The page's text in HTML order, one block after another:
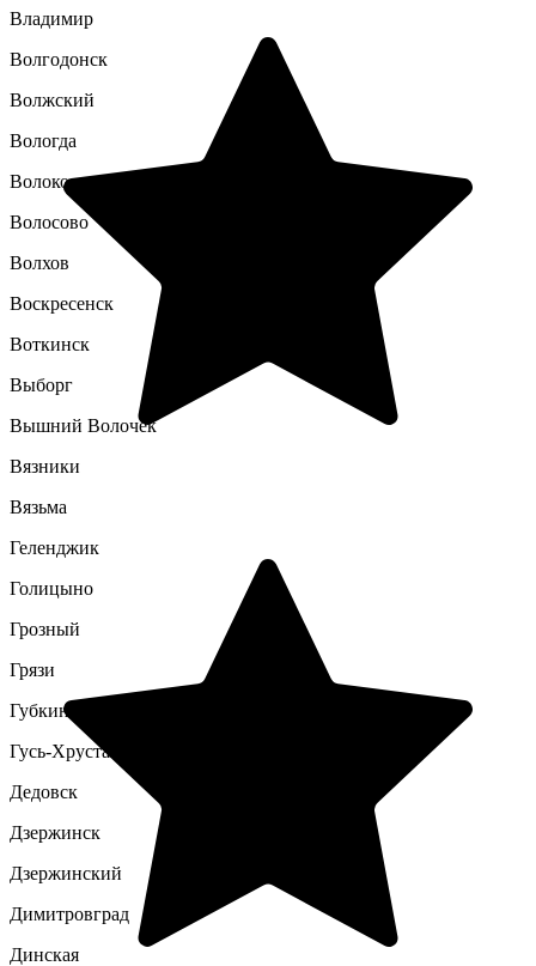
Владимир
Волгодонск
Волжский
Вологда
Волоколамск
Волосово
Волхов
Воскресенск
Воткинск
Выборг
Вышний Волочек
Вязники
Вязьма
Геленджик
Голицыно
Грозный
Грязи
Губкин
Гусь-Хрустальный
Дедовск
Дзержинск
Дзержинский
Димитровград
Динская